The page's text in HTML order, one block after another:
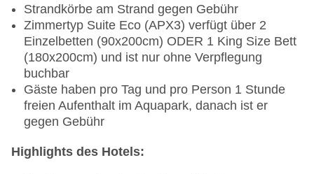
Strandkörbe am Strand gegen Gebühr
Zimmertyp Suite Eco (APX3) verfügt über 2
Einzelbetten (90x200cm) ODER 1 King Size Bett
(180x200cm) und ist nur ohne Verpflegung
buchbar
Gäste haben pro Tag und pro Person 1 Stunde
freien Aufenthalt im Aquapark, danach ist er
gegen Gebühr
Highlights des Hotels: